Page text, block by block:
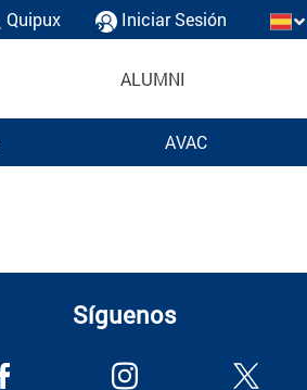
Quipux Iniciar Sesión
ALUMNI
AVAC
Síguenos